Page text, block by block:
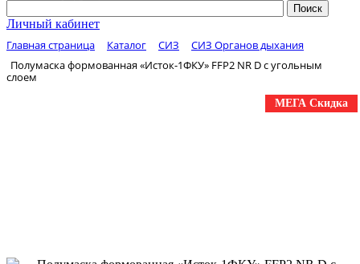
Личный кабинет
Главная страница Каталог СИЗ
СИЗ Органов дыхания
Полумаска формованная «Исток-1ФКУ» FFP2 NR D с угольным
слоем
МЕГА Скидка